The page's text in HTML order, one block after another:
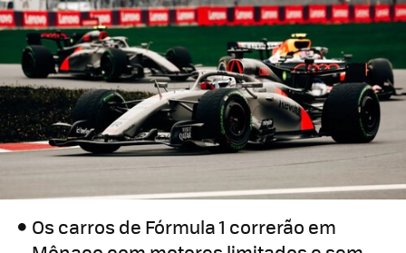
Os carros de Fórmula 1 correrão em